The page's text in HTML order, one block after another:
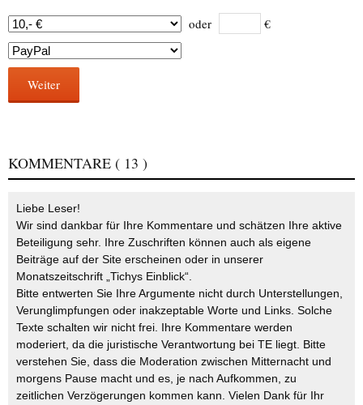
oder €
Weiter
KOMMENTARE ( 13 )
Liebe Leser!
Wir sind dankbar für Ihre Kommentare und schätzen Ihre aktive
Beteiligung sehr. Ihre Zuschriften können auch als eigene
Beiträge auf der Site erscheinen oder in unserer
Monatszeitschrift „Tichys Einblick“.
Bitte entwerten Sie Ihre Argumente nicht durch Unterstellungen,
Verunglimpfungen oder inakzeptable Worte und Links. Solche
Texte schalten wir nicht frei. Ihre Kommentare werden
moderiert, da die juristische Verantwortung bei TE liegt. Bitte
verstehen Sie, dass die Moderation zwischen Mitternacht und
morgens Pause macht und es, je nach Aufkommen, zu
zeitlichen Verzögerungen kommen kann. Vielen Dank für Ihr